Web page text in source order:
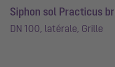
Siphon sol Practicus
DN 100, latérale, Grille